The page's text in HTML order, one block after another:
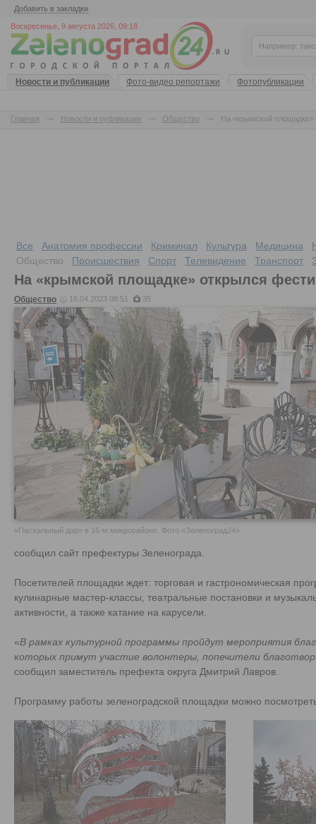
Добавить в закладки
Воскресенье, 9 августа 2026, 09:18
Новости и публикации Фото-видео репортажи Фотопубликации
Главная Новости и публикации Общество На «крымской
Все Анатомия профессии Криминал Культура Медицина
Общество
Происшествия Спорт Телевидение Транспорт
На «крымской площадке» открылся
Общество 16.04.2023 08:51 35
«Пасхальный дар» в 16-м микрорайоне. Фото «Зеленоград24»
сообщил сайт префектуры Зеленограда.
Посетителей площадки ждет: торговая и гастрономическая
кулинарные мастер-классы, театральные постановки и
активности, а также катание на карусели.
«В рамках культурной программы пройдут мероприятия
которых примут участие волонтеры, попечители
сообщил заместитель префекта округа Дмитрий Лавров.
Программу работы зеленоградской площадки можно